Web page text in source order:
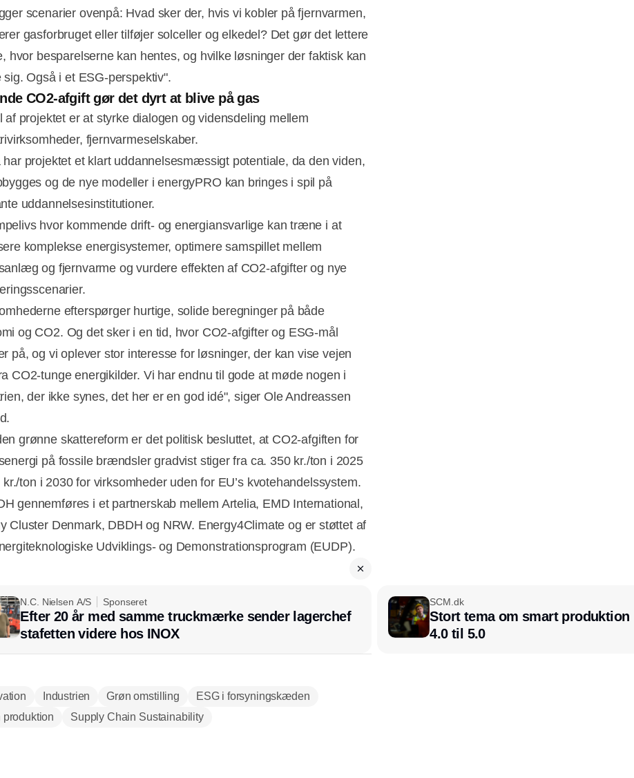
scenarier ovenpå: Hvad sker der, hvis vi kobler på fjernvarmen,
gasforbruget eller tilføjer solceller og elkedel? Det gør det lettere
hvor besparelserne kan hentes, og hvilke løsninger der faktisk kan
sig. Også i et ESG-perspektiv".
CO2-afgift gør det dyrt at blive på gas
af projektet er at styrke dialogen og vidensdeling mellem
fjernvarmeselskaber.
har projektet et klart uddannelsesmæssigt potentiale, da den viden,
og de nye modeller i energyPRO kan bringes i spil på
uddannelsesinstitutioner.
hvor kommende drift- og energiansvarlige kan træne i at
komplekse energisystemer, optimere samspillet mellem
og fjernvarme og vurdere effekten af CO2-afgifter og nye
efterspørger hurtige, solide beregninger på både
og CO2. Og det sker i en tid, hvor CO2-afgifter og ESG-mål
på, og vi oplever stor interesse for løsninger, der kan vise vejen
CO2-tunge energikilder. Vi har endnu til gode at møde nogen i
der ikke synes, det her er en god idé", siger Ole Andreassen
grønne skattereform er det politisk besluttet, at CO2-afgiften for
på fossile brændsler gradvist stiger fra ca. 350 kr./ton i 2025
kr./ton i 2030 for virksomheder uden for EU’s kvotehandelssystem.
gennemføres i et partnerskab mellem Artelia, EMD International,
Cluster Denmark, DBDH og NRW. Energy4Climate og er støttet af
Udviklings- og Demonstrationsprogram (EUDP).
N.C. Nielsen A/S Sponseret
Efter 20 år med samme truckmærke sender lagerchef
stafetten videre hos INOX
SCM.dk
Stort tema om smart
4.0 til 5.0
Industrien Grøn omstilling
ESG i forsyningskæden
produktion
Supply Chain Sustainability